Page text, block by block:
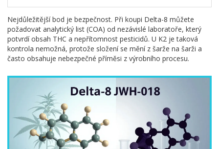
Nejdůležitější bod je bezpečnost. Při koupi Delta-8 můžete
požadovat analytický list (COA) od nezávislé laboratoře, který
potvrdí obsah THC a nepřítomnost pesticidů. U K2 je taková
kontrola nemožná, protože složení se mění z šarže na šarži a
často obsahuje nebezpečné příměsi z výrobního procesu.